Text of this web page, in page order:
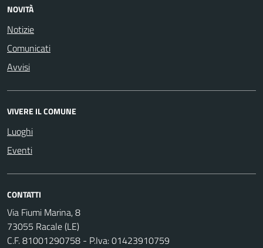
NOVITÀ
Notizie
Comunicati
Avvisi
VIVERE IL COMUNE
Luoghi
Eventi
CONTATTI
Via Fiumi Marina, 8
73055 Racale (LE)
C.F. 81001290758 - P.Iva: 01423910759